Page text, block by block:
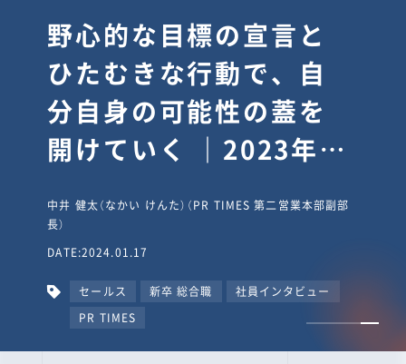
野心的な目標の宣言と
ひたむきな行動で、自
分自身の可能性の蓋を
開けていく ｜2023年度
タビュー #PR
TIMESな人たち
中井 健太（なかい けんた）（PR TIMES 第二営業本部副部
長）
DATE:2024.01.17
セールス 新卒 総合職
社員インタビュー
PR TIMES